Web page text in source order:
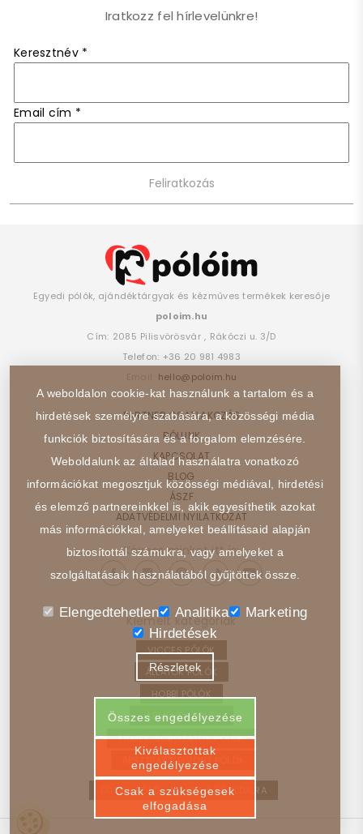
Iratkozz fel hírlevelünkre!
Keresztnév *
Email cím *
Egyedi pólók, ajándéktárgyak és kézműves termékek keresője
poloim.hu
Cím: 2085 Pilisvörösvár , Rákóczi u. 3/D
Telefon: +36 20 981 4983
hello@poloim.hu
PARTNER CSATLAKOZÁS
RÓLUNK
KAPCSOLAT
BLOG
ÁSZF
ADATVÉDELMI NYILATKOZAT
Kövess minket itt is:
Kiemelt kategóriák
VICCES PÓLÓK
ÁLLATOK PÓLÓK
HOBBI PÓLÓK
JÁRMŰVEK PÓLÓK
FILMEK, SOROZATOK PÓLÓK
ABSZTRAKT, ELVONT PÓLÓK
EGYEDI PÓLÓ – VISSZA A FŐOLDALRA
A weboldalon cookie-kat használunk a tartalom és a
hirdetések személyre szabására, a közösségi média
funkciók biztosítására és a forgalom elemzésére.
Weboldalunk az általad használatra vonatkozó
információkat megosztjuk közösségi médiával, hirdetési
és elemző partnereinkkel is, akik egyesíthetik azokat
más információkkal, amelyeket beállításaid alapján
biztosítottál számukra, vagy amelyeket a
szolgáltatásaik használatából gyűjtöttek össze.
Elengedtehetlen Analitika
Marketing
Hirdetések
Részletek
Összes engedélyezése
Kiválasztottak
engedélyezése
Csak a szükségesek
elfogadása